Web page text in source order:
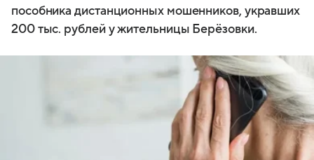
пособника дистанционных мошенников, укравших
200 тыс. рублей у жительницы Берёзовки.